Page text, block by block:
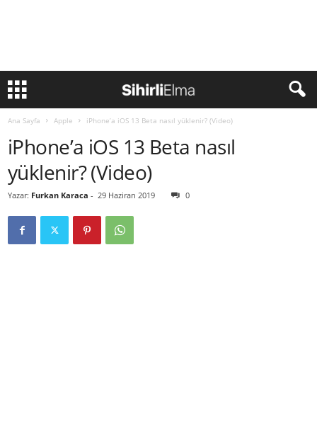
Ana Sayfa Apple iPhone’a iOS 13 Beta nasıl yüklenir? (Video)
iPhone’a iOS 13 Beta nasıl
yüklenir? (Video)
Yazar: Furkan Karaca - 29 Haziran 2019 0